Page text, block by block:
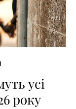
усі
року